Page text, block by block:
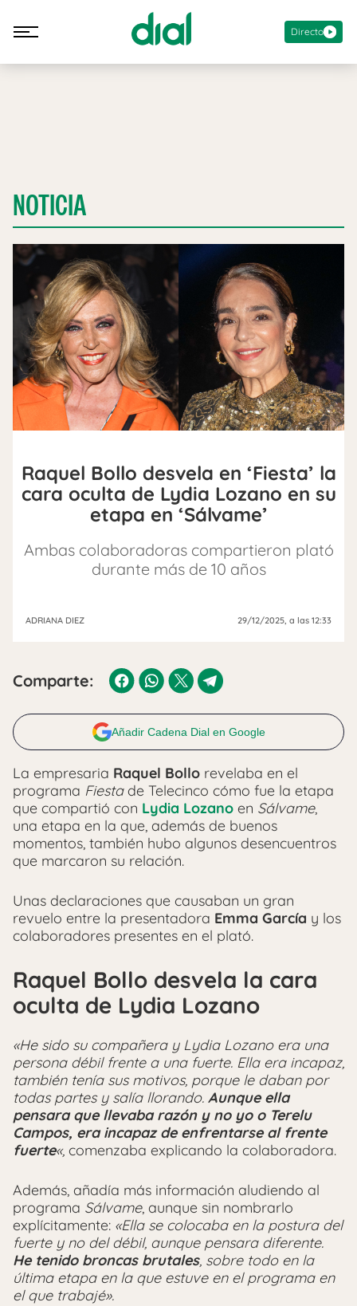
Directo
NOTICIA
Raquel Bollo desvela en ‘Fiesta’ la
cara oculta de Lydia Lozano en su
etapa en ‘Sálvame’
Ambas colaboradoras compartieron plató
durante más de 10 años
ADRIANA DIEZ 29/12/2025, a las 12:33
Comparte:
Añadir Cadena Dial en Google
La empresaria Raquel Bollo revelaba en el
programa Fiestade Telecinco cómo fue la etapa
que compartió con Lydia Lozano en Sálvame,
una etapa en la que, además de buenos
momentos, también hubo algunos desencuentros
que marcaron su relación.
Unas declaraciones que causaban un gran
revuelo entre la presentadora Emma García y los
colaboradores presentes en el plató.
Raquel Bollo desvela la cara
oculta de Lydia Lozano
«He sido su compañera y Lydia Lozano era una
persona débil frente a una fuerte. Ella era incapaz,
también tenía sus motivos, porque le daban por
todas partes y salía llorando. Aunque ella
pensara que llevaba razón y no yo o Terelu
Campos, era incapaz de enfrentarse al frente
fuerte«, comenzaba explicando la colaboradora.
Además, añadía más información aludiendo al
programa Sálvame, aunque sin nombrarlo
explícitamente: «Ella se colocaba en la postura del
fuerte y no del débil, aunque pensara diferente.
He tenido broncas brutales, sobre todo en la
última etapa en la que estuve en el programa en
el que trabajé».